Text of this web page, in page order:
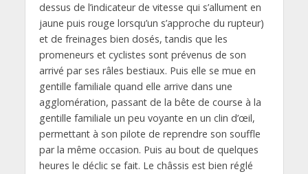
dessus de l’indicateur de vitesse qui s’allument en
jaune puis rouge lorsqu’un s’approche du rupteur)
et de freinages bien dosés, tandis que les
promeneurs et cyclistes sont prévenus de son
arrivé par ses râles bestiaux. Puis elle se mue en
gentille familiale quand elle arrive dans une
agglomération, passant de la bête de course à la
gentille familiale un peu voyante en un clin d’œil,
permettant à son pilote de reprendre son souffle
par la même occasion. Puis au bout de quelques
heures le déclic se fait. Le châssis est bien réglé